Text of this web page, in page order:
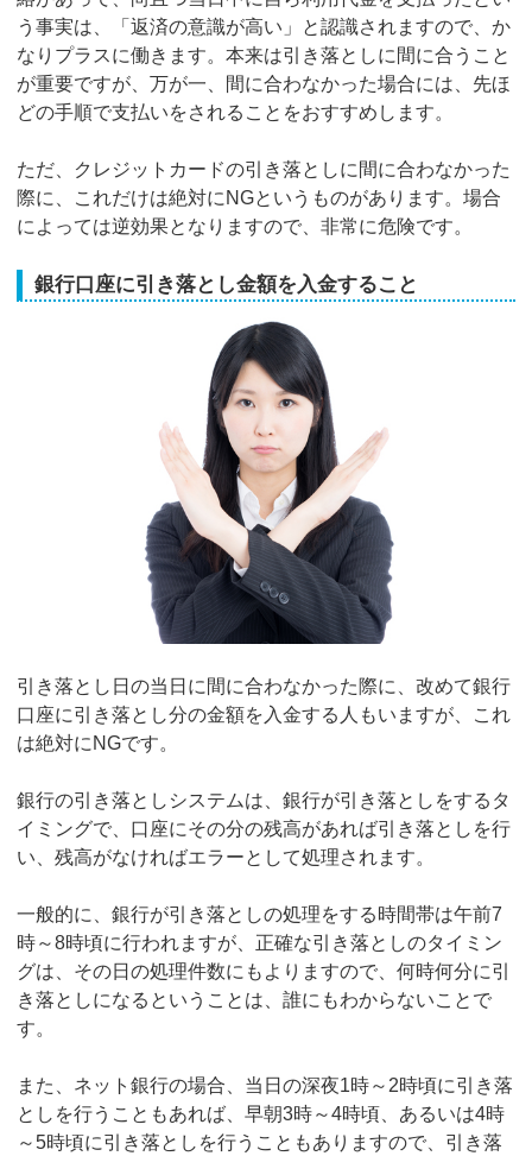
う事実は、「返済の意識が高い」と認識されますので、か
なりプラスに働きます。本来は引き落としに間に合うこと
が重要ですが、万が一、間に合わなかった場合には、先ほ
どの手順で支払いをされることをおすすめします。
ただ、クレジットカードの引き落としに間に合わなかった
際に、これだけは絶対にNGというものがあります。場合
によっては逆効果となりますので、非常に危険です。
銀行口座に引き落とし金額を入金すること
引き落とし日の当日に間に合わなかった際に、改めて銀行
口座に引き落とし分の金額を入金する人もいますが、これ
は絶対にNGです。
銀行の引き落としシステムは、銀行が引き落としをするタ
イミングで、口座にその分の残高があれば引き落としを行
い、残高がなければエラーとして処理されます。
一般的に、銀行が引き落としの処理をする時間帯は午前7
時～8時頃に行われますが、正確な引き落としのタイミン
グは、その日の処理件数にもよりますので、何時何分に引
き落としになるということは、誰にもわからないことで
す。
また、ネット銀行の場合、当日の深夜1時～2時頃に引き落
としを行うこともあれば、早朝3時～4時頃、あるいは4時
～5時頃に引き落としを行うこともありますので、引き落